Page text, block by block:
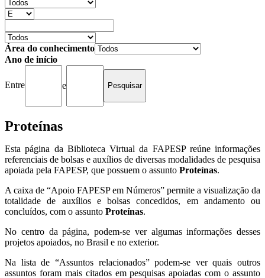
Área do conhecimento
Ano de início
Entre e
Proteínas
Esta página da Biblioteca Virtual da FAPESP reúne informações
referenciais de bolsas e auxílios de diversas modalidades de pesquisa
apoiada pela FAPESP, que possuem o assunto Proteínas.
A caixa de “Apoio FAPESP em Números” permite a visualização da
totalidade de auxílios e bolsas concedidos, em andamento ou
concluídos, com o assunto Proteínas.
No centro da página, podem-se ver algumas informações desses
projetos apoiados, no Brasil e no exterior.
Na lista de “Assuntos relacionados” podem-se ver quais outros
assuntos foram mais citados em pesquisas apoiadas com o assunto